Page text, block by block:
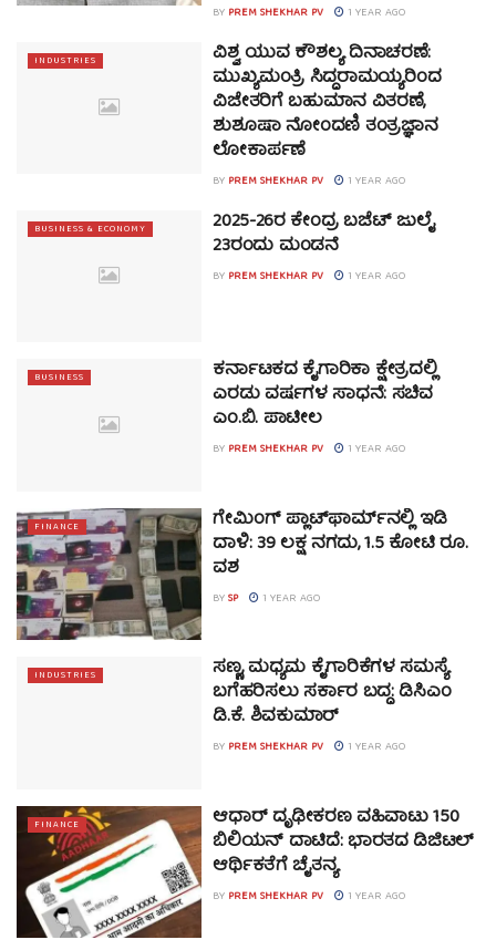
BY PREM SHEKHAR PV 1 YEAR AGO
INDUSTRIES ವಿಶ್ವ ಯುವ ಕೌಶಲ್ಯ ದಿನಾಚರಣೆ:
ಮುಖ್ಯಮಂತ್ರಿ ಸಿದ್ದರಾಮಯ್ಯರಿಂದ
ವಿಜೇತರಿಗೆ ಬಹುಮಾನ ವಿತರಣೆ,
ಶುಶೂಷಾ ನೋಂದಣಿ ತಂತ್ರಜ್ಞಾನ
ಲೋಕಾರ್ಪಣೆ
BY PREM SHEKHAR PV 1 YEAR AGO
BUSINESS & ECONOMY 2025-26ರ ಕೇಂದ್ರ ಬಜೆಟ್ ಜುಲೈ
23ರಂದು ಮಂಡನೆ
BY PREM SHEKHAR PV 1 YEAR AGO
BUSINESS ಕರ್ನಾಟಕದ ಕೈಗಾರಿಕಾ ಕ್ಷೇತ್ರದಲ್ಲಿ
ಎರಡು ವರ್ಷಗಳ ಸಾಧನೆ: ಸಚಿವ
ಎಂ.ಬಿ. ಪಾಟೀಲ
BY PREM SHEKHAR PV 1 YEAR AGO
FINANCE ಗೇಮಿಂಗ್ ಪ್ಲಾಟ್‌ಫಾರ್ಮ್‌ನಲ್ಲಿ ಇಡಿ
ದಾಳಿ: 39 ಲಕ್ಷ ನಗದು, 1.5 ಕೋಟಿ ರೂ.
ವಶ
BYSP 1 YEAR AGO
INDUSTRIES ಸಣ್ಣ, ಮಧ್ಯಮ ಕೈಗಾರಿಕೆಗಳ ಸಮಸ್ಯೆ
ಬಗೆಹರಿಸಲು ಸರ್ಕಾರ ಬದ್ಧ: ಡಿಸಿಎಂ
ಡಿ.ಕೆ. ಶಿವಕುಮಾರ್
BY PREM SHEKHAR PV 1 YEAR AGO
FINANCE ಆಧಾರ್ ದೃಢೀಕರಣ ವಹಿವಾಟು 150
ಬಿಲಿಯನ್ ದಾಟಿದೆ: ಭಾರತದ ಡಿಜಿಟಲ್
ಆರ್ಥಿಕತೆಗೆ ಚೈತನ್ಯ
BY PREM SHEKHAR PV 1 YEAR AGO